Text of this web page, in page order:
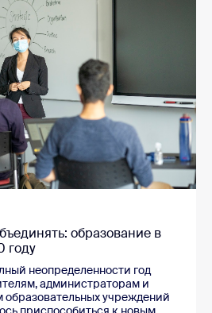
образование в
году
неопределенности год
администраторам и
учреждений